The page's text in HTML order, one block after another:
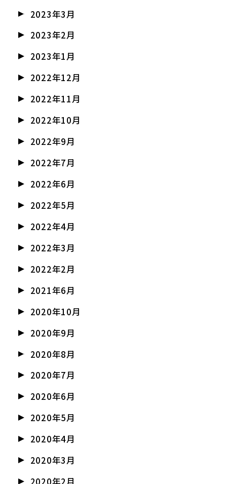
2023年3月
2023年2月
2023年1月
2022年12月
2022年11月
2022年10月
2022年9月
2022年7月
2022年6月
2022年5月
2022年4月
2022年3月
2022年2月
2021年6月
2020年10月
2020年9月
2020年8月
2020年7月
2020年6月
2020年5月
2020年4月
2020年3月
2020年2月